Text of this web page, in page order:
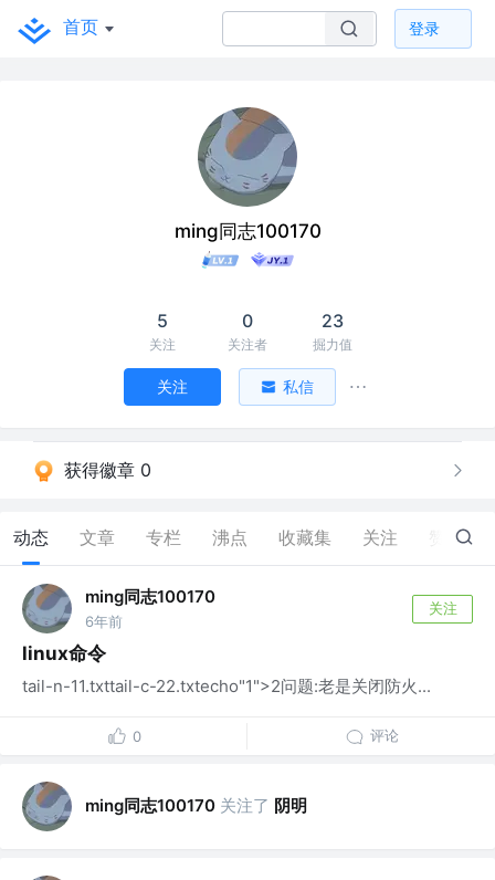
首页 登录
ming同志100170
5
关注
0
关注者
23
掘力值
关注 私信
获得徽章 0
动态 文章 专栏 沸点 收藏集 关注 0
ming同志100170
6年前
关注
linux命令
tail-n-11.txttail-c-22.txtecho"1">2问题:老是关闭防火...
0 评论
ming同志100170 关注了 阴明